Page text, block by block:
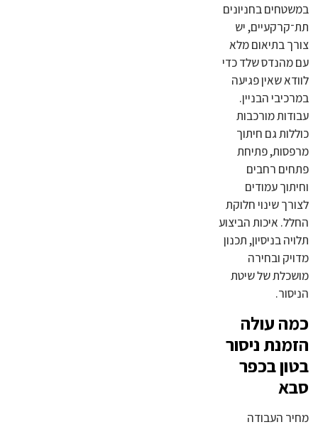
במשטחים בחניונים
תת־קרקעיים, יש
צורך בתיאום מלא
עם מהנדס שלד כדי
לוודא שאין פגיעה
במרכיבי הבניין.
עבודות מורכבות
כוללות גם חיתוך
מרפסות, פתיחת
פתחים רחבים
וחיתוך עמודים
לצורך שינוי חלוקת
החלל. איכות הביצוע
תלויה בניסיון, תכנון
מדויק ובחירה
מושכלת של שיטת
הניסור.
כמה עולה
הזמנת ניסור
בטון בכפר
סבא
מחיר העבודה